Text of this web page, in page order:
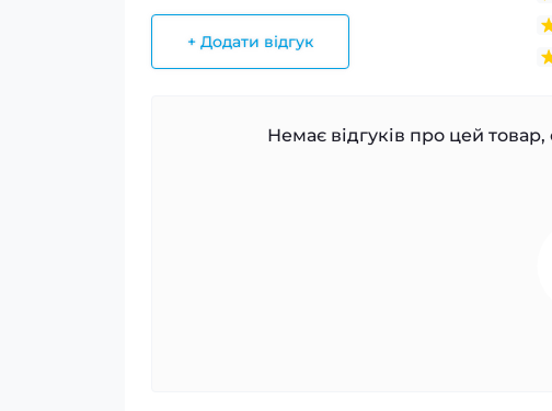
+ Додати відгук
Немає відгуків про цей